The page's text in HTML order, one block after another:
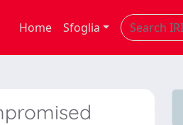
Home Sfoglia